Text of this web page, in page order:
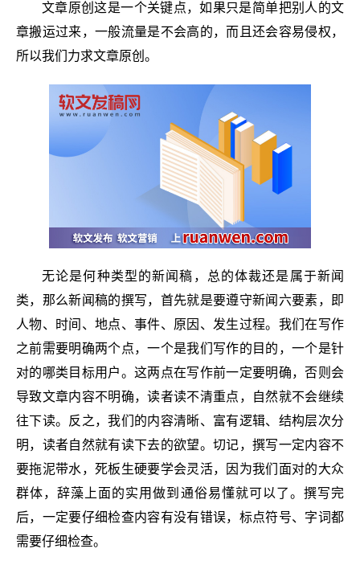
文章原创这是一个关键点，如果只是简单把别人的文
章搬运过来，一般流量是不会高的，而且还会容易侵权，
所以我们力求文章原创。
无论是何种类型的新闻稿，总的体裁还是属于新闻
类，那么新闻稿的撰写，首先就是要遵守新闻六要素，即
人物、时间、地点、事件、原因、发生过程。我们在写作
之前需要明确两个点，一个是我们写作的目的，一个是针
对的哪类目标用户。这两点在写作前一定要明确，否则会
导致文章内容不明确，读者读不清重点，自然就不会继续
往下读。反之，我们的内容清晰、富有逻辑、结构层次分
明，读者自然就有读下去的欲望。切记，撰写一定内容不
要拖泥带水，死板生硬要学会灵活，因为我们面对的大众
群体，辞藻上面的实用做到通俗易懂就可以了。撰写完
后，一定要仔细检查内容有没有错误，标点符号、字词都
需要仔细检查。